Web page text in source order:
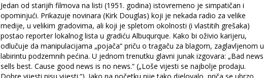
Jedan od starijih filmova na listi (1951. godina) istovremeno je simpatičan i
opominjući. Prikazuje novinara (Kirk Douglas) koji je nekada radio za velike
medije, u velikim gradovima, ali koji je spletom okolnosti (i vlastitih grešaka)
postao reporter lokalnog lista u gradiću Albuqurque. Kako bi oživio karijeru,
odlučuje da manipulacijama „pojača“ priču o tragaču za blagom, zaglavljenom u
labirintu podzemnih pećina. U jednom trenutku glavni junak izgovara: „Bad news
sells best. Cause good news is no news.“ („Loše vijesti se najbolje prodaju.